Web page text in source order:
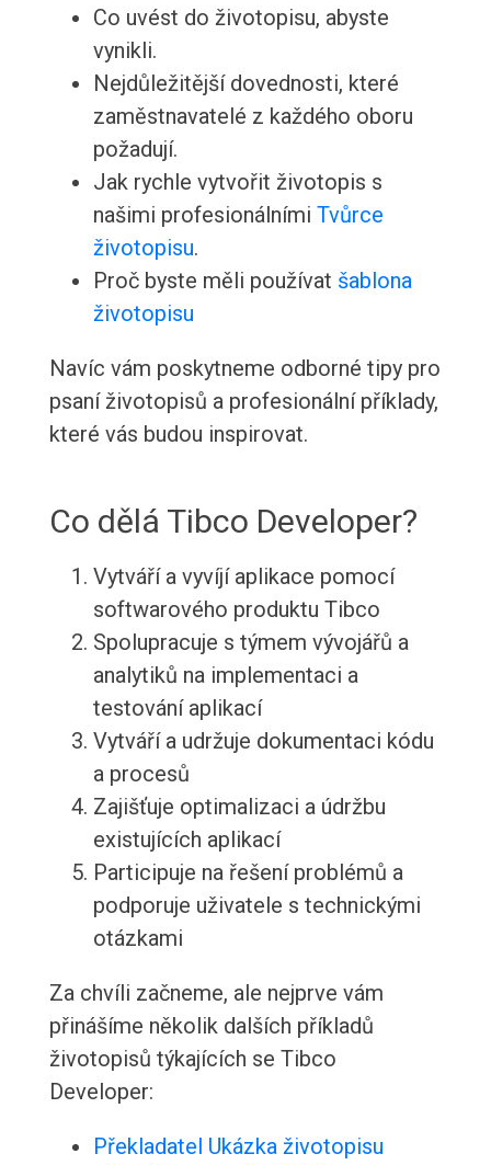
Co uvést do životopisu, abyste
vynikli.
Nejdůležitější dovednosti, které
zaměstnavatelé z každého oboru
požadují.
Jak rychle vytvořit životopis s
našimi profesionálními Tvůrce
životopisu.
Proč byste měli používat šablona
životopisu
Navíc vám poskytneme odborné tipy pro
psaní životopisů a profesionální příklady,
které vás budou inspirovat.
Co dělá Tibco Developer?
Vytváří a vyvíjí aplikace pomocí
softwarového produktu Tibco
Spolupracuje s týmem vývojářů a
analytiků na implementaci a
testování aplikací
Vytváří a udržuje dokumentaci kódu
a procesů
Zajišťuje optimalizaci a údržbu
existujících aplikací
Participuje na řešení problémů a
podporuje uživatele s technickými
otázkami
Za chvíli začneme, ale nejprve vám
přinášíme několik dalších příkladů
životopisů týkajících se Tibco
Developer:
Překladatel Ukázka životopisu